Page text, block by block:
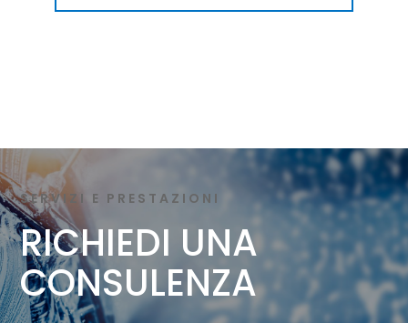
SERVIZI E PRESTAZIONI
RICHIEDI UNA
CONSULENZA